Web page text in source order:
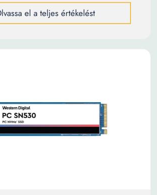
el a teljes értékelést